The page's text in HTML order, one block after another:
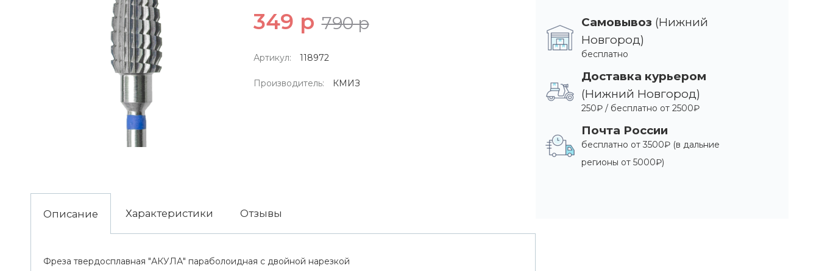
349 р 790 р
Артикул: 118972
Производитель: КМИЗ
Описание Характеристики Отзывы
Фреза твердосплавная "АКУЛА" параболоидная с двойной нарезкой
Самовывоз (Нижний
Новгород)
бесплатно
Доставка курьером
(Нижний Новгород)
250₽ / бесплатно от 2500₽
Почта России
бесплатно от 3500₽ (в дальние
регионы от 5000₽)